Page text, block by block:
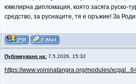
ювелирна дипломация, която засяга руско-
средство, за руснаците, тя е оръжие! За
Публикувано на:7.5.2026, 15:32
https://www.voininatangra.org/modules/